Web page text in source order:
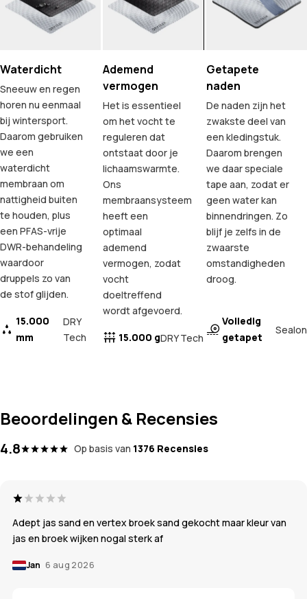
Waterdicht
Sneeuw en regen
horen nu eenmaal
bij wintersport.
Daarom gebruiken
we een
waterdicht
membraan om
nattigheid buiten
te houden, plus
een PFAS-vrije
DWR-behandeling
waardoor
druppels zo van
de stof glijden.
15.000
mm
DRY
Tech
Ademend
vermogen
Het is essentieel
om het vocht te
reguleren dat
ontstaat door je
lichaamswarmte.
Ons
membraansysteem
heeft een
optimaal
ademend
vermogen, zodat
vocht
doeltreffend
wordt afgevoerd.
15.000 gDRY Tech
Getapete
naden
De naden zijn het
zwakste deel van
een kledingstuk.
Daarom brengen
we daar speciale
tape aan, zodat er
geen water kan
binnendringen. Zo
blijf je zelfs in de
zwaarste
omstandigheden
droog.
Volledig
getapet
Sealon
Beoordelingen & Recensies
4.8 Op basis van 1376 Recensies
Adept jas sand en vertex broek sand gekocht maar kleur van
jas en broek wijken nogal sterk af
Jan 6 aug 2026